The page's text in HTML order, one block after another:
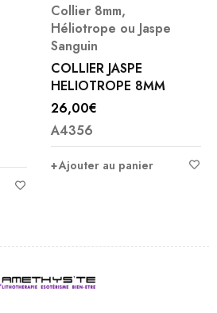
Collier 8mm,
Héliotrope ou Jaspe
Sanguin
COLLIER JASPE
HELIOTROPE 8MM
26,00€
A4356
Ajouter au panier